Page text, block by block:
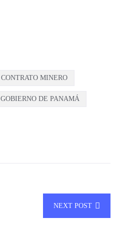
CONTRATO MINERO
GOBIERNO DE PANAMÁ
NEXT POST